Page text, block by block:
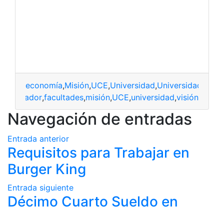
economía,Misión,UCE,Universidad,Universidad
Ecuador,facultades,misión,UCE,universidad,visión
Navegación de entradas
Entrada anterior
Requisitos para Trabajar en
Burger King
Entrada siguiente
Décimo Cuarto Sueldo en